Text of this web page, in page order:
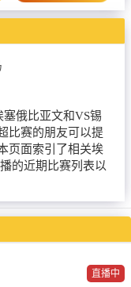
塞俄比亚文和VS锡
比赛的朋友可以提
页面索引了相关埃
的近期比赛列表以
直播中